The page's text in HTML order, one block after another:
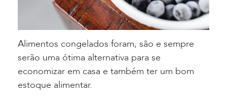
Alimentos congelados foram, são e sempre
serão uma ótima alternativa para se
economizar em casa e também ter um bom
estoque alimentar.